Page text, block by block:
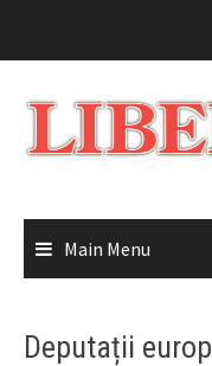
Main Menu
Deputații